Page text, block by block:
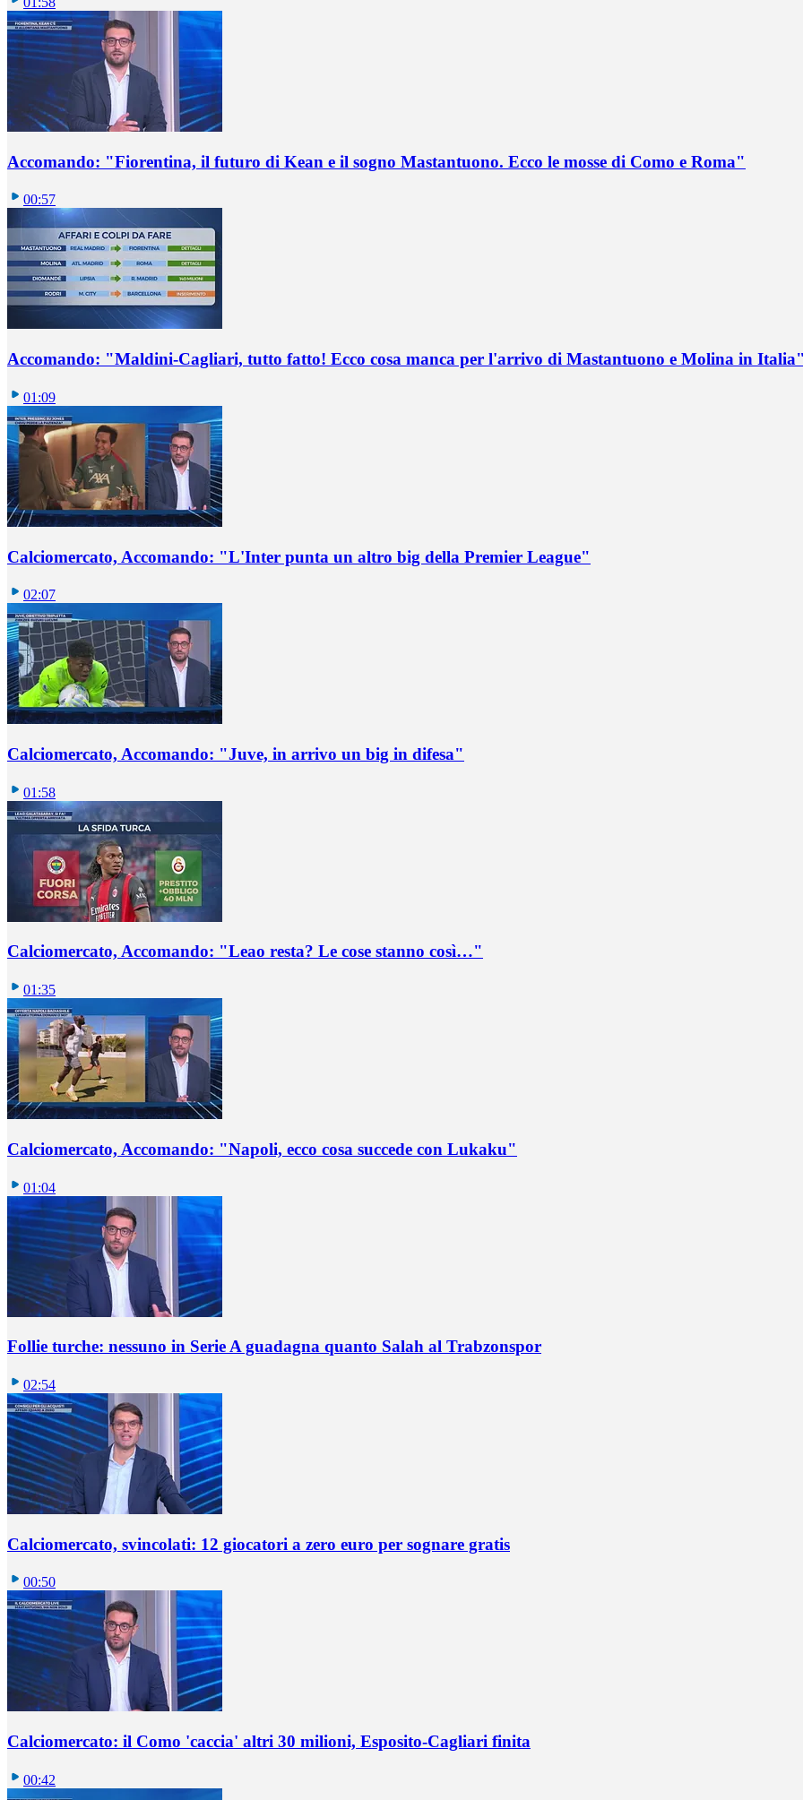
Accomando: "Fiorentina, il futuro di Kean e il sogno Mastantuono. Ecco le mosse di Como e Roma"
00:57
Accomando: "Maldini-Cagliari, tutto fatto! Ecco cosa manca per l'arrivo di Mastantuono e Molina in
01:09
Calciomercato, Accomando: "L'Inter punta un altro big della Premier League"
02:07
Calciomercato, Accomando: "Juve, in arrivo un big in difesa"
01:58
Calciomercato, Accomando: "Leao resta? Le cose stanno così…"
01:35
Calciomercato, Accomando: "Napoli, ecco cosa succede con Lukaku"
01:04
Follie turche: nessuno in Serie A guadagna quanto Salah al Trabzonspor
02:54
Calciomercato, svincolati: 12 giocatori a zero euro per sognare gratis
00:50
Calciomercato: il Como 'caccia' altri 30 milioni, Esposito-Cagliari finita
00:42